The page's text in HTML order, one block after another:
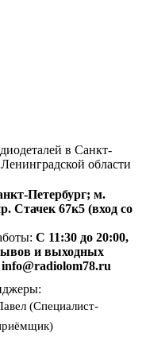
в Санкт-
области
Петербург; м.
Стачек 67к5 (вход со
С 11:30 до 20:00,
и выходных
info@radiolom78.ru
(Специалист-